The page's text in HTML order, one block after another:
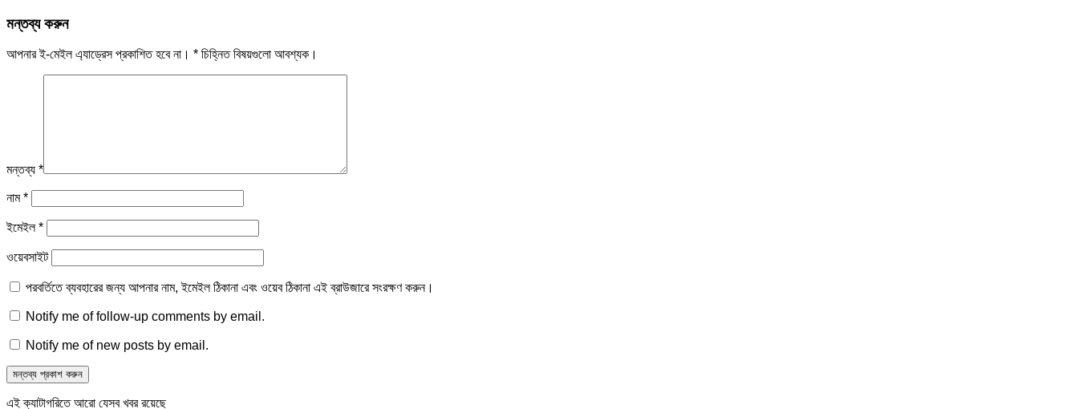
মন্তব্য করুন
আপনার ই-মেইল এ্যাড্রেস প্রকাশিত হবে না। * চিহ্নিত বিষয়গুলো আবশ্যক।
মন্তব্য *
নাম*
ইমেইল*
ওয়েবসাইট
পরবর্তিতে ব্যবহারের জন্য আপনার নাম, ইমেইল ঠিকানা এবং ওয়েব ঠিকানা এই ব্রাউজারে সংরক্ষণ করুন।
Notify me of follow-up comments by email.
Notify me of new posts by email.
এই ক্যাটাগরিতে আরো যেসব খবর রয়েছে